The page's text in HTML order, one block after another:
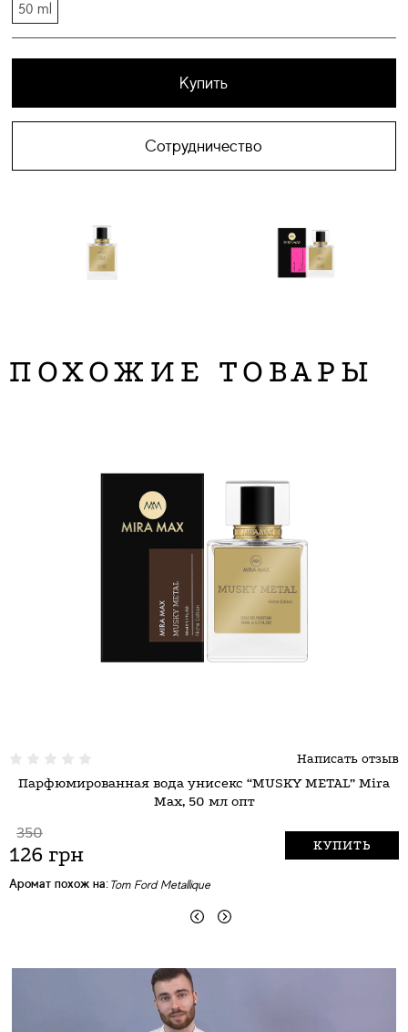
50 ml
Купить
Сотрудничество
ПОХОЖИЕ ТОВАРЫ
Написать отзыв
Парфюмированная вода унисекс “MUSKY METAL” Mira
Max, 50 мл опт
350
126 грн КУПИТЬ
Аромат похож на: Tom Ford Metallique